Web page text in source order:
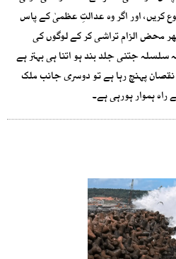
کریں، اور اگر وہ عدالتِ عظمیٰ کے پاس
محض الزام تراشی کر کے لوگوں کی
سلسلہ جتنی جلد بند ہو اتنا ہی بہتر ہے
پہنچ رہا ہے تو دوسری جانب ملک
ہموار ہورہی ہے۔